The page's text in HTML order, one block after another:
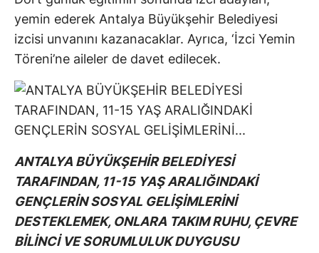
yemin ederek Antalya Büyükşehir Belediyesi
izcisi unvanını kazanacaklar. Ayrıca, ‘İzci Yemin
Töreni’ne aileler de davet edilecek.
ANTALYA BÜYÜKŞEHİR BELEDİYESİ
TARAFINDAN, 11-15 YAŞ ARALIĞINDAKİ
GENÇLERİN SOSYAL GELİŞİMLERİNİ
DESTEKLEMEK, ONLARA TAKIM RUHU, ÇEVRE
BİLİNCİ VE SORUMLULUK DUYGUSU